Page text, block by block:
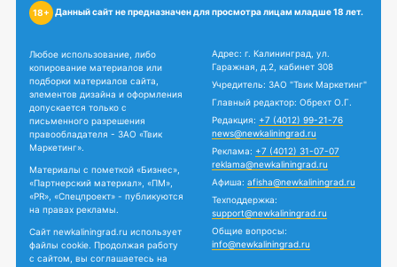
18+ Данный сайт не предназначен для просмотра лицам младше 18 лет.
Любое использование, либо
копирование материалов или
подборки материалов сайта,
элементов дизайна и оформления
допускается только с
письменного разрешения
правообладателя - ЗАО «Твик
Маркетинг».
Материалы с пометкой «Бизнес»,
«Партнерский материал», «ПМ»,
«PR», «Спецпроект» - публикуются
на правах рекламы.
Сайт newkaliningrad.ru использует
файлы cookie. Продолжая работу
с сайтом, вы соглашаетесь на
Адрес: г. Калининград, ул.
Гаражная, д.2, кабинет 308
Учредитель: ЗАО "Твик Маркетинг"
Главный редактор: Обрехт О.Г.
Редакция: +7 (4012) 99-21-76
news@newkaliningrad.ru
Реклама: +7 (4012) 31-07-07
reklama@newkaliningrad.ru
Афиша: afisha@newkaliningrad.ru
Техподдержка:
support@newkaliningrad.ru
Общие вопросы:
info@newkaliningrad.ru